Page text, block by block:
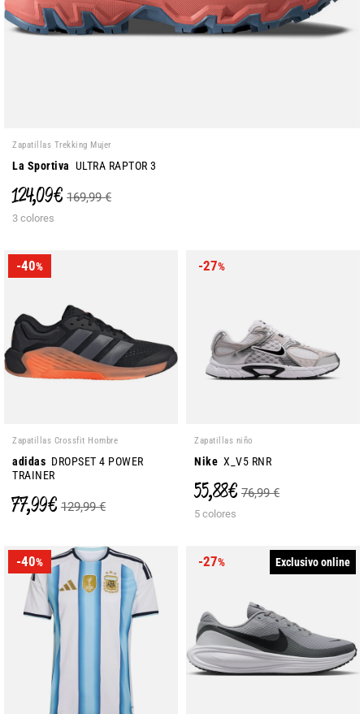
Zapatillas Trekking Mujer
La Sportiva ULTRA RAPTOR 3
124,09 € 169,99 €
3 colores
-40%
Zapatillas Crossfit Hombre
adidas DROPSET 4 POWER
TRAINER
77,99 € 129,99 €
-27%
Zapatillas niño
Nike X_V5 RNR
55,88 € 76,99 €
5 colores
-40% -27% Exclusivo online